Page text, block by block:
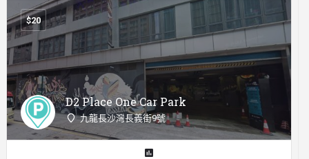
D2 Place One Car Park
九龍長沙灣長義街9號
$20